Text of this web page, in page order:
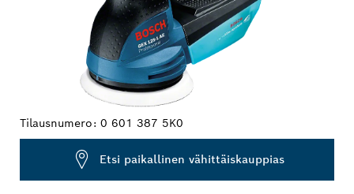
Tilausnumero: 0 601 387 5K0
Etsi paikallinen vähittäiskauppias